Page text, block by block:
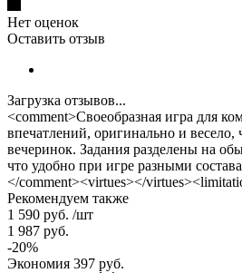
Нет оценок
Оставить отзыв
Загрузка отзывов...
<comment>Своеобразная игра для
впечатлений, оригинально и весело,
вечеринок. Задания разделены на
что удобно при игре разными
</comment><virtues></
Рекомендуем также
1 590 руб. /шт
1 987 руб.
-20%
Экономия 397 руб.